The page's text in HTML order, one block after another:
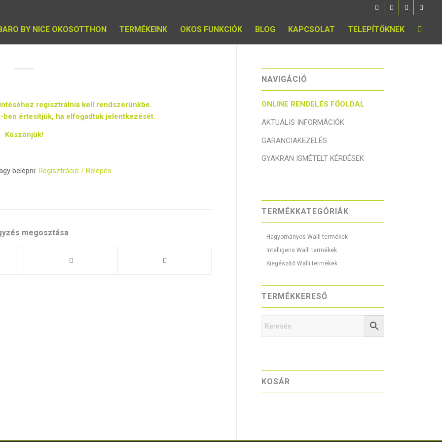
BY NICE OKOSOTTHON TERMÉKEINK OKOS FUNKCIÓK BLOG KAPCSOLAT TELEPÍTŐKNEK
regisztrálnia kell rendszerünkbe.
értesítjük, ha elfogadtuk jelentkezését.
Köszönjük!
belépni:Regisztráció / Belépés
megosztása
NAVIGÁCIÓ
ONLINE RENDELÉS FŐOLDAL
AKTUÁLIS INFORMÁCIÓK
GARANCIAKEZELÉS
GYAKRAN ISMÉTELT KÉRDÉSEK
TERMÉKKATEGÓRIÁK
Hagyományos Walli termékek
Intelligens Walli termékek
Kiegészítő Walli termékek
TERMÉKKERESŐ
KOSÁR